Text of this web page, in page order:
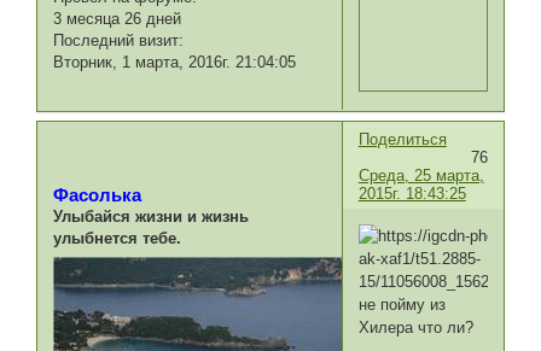
3 месяца 26 дней
Последний визит:
Вторник, 1 марта, 2016г. 21:04:05
Поделиться
76
Среда, 25 марта,
2015г. 18:43:25
Фасолька
Улыбайся жизни и жизнь
улыбнется тебе.
не пойму из
Хилера что ли?